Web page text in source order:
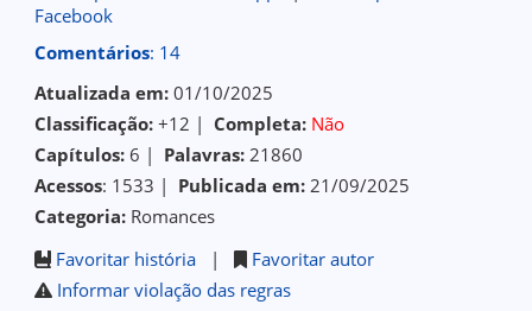
Facebook
Comentários: 14
Atualizada em:01/10/2025
Classificação: +12 | Completa: Não
Capítulos: 6 | Palavras: 21860
Acessos: 1533 | Publicada em: 21/09/2025
Categoria: Romances
Favoritar história|
Favoritar autor
Informar violação das regras